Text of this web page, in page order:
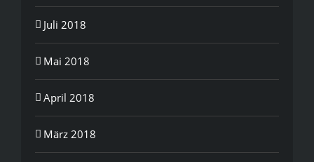
Juli 2018
Mai 2018
April 2018
März 2018